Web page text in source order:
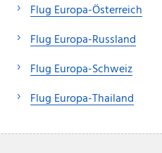
Flug Europa-Österreich
Flug Europa-Russland
Flug Europa-Schweiz
Flug Europa-Thailand